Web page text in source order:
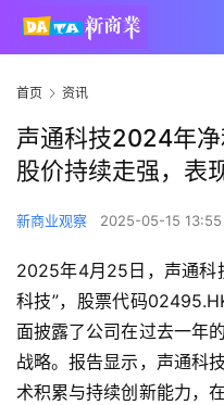
首页 资讯
声通科技2024年净
股价持续走强，表
新商业观察 2025-05-15 13:55
2025年4月25日，声通科
科技”，股票代码
面披露了公司在过去一年
战略。报告显示，声通科
术积累与持续创新能力，